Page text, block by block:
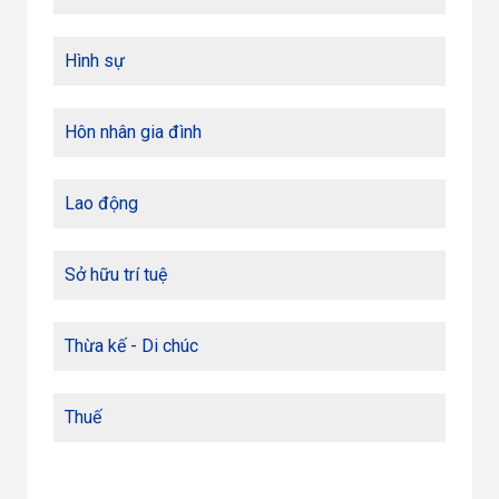
Hình sự
Hôn nhân gia đình
Lao động
Sở hữu trí tuệ
Thừa kế - Di chúc
Thuế